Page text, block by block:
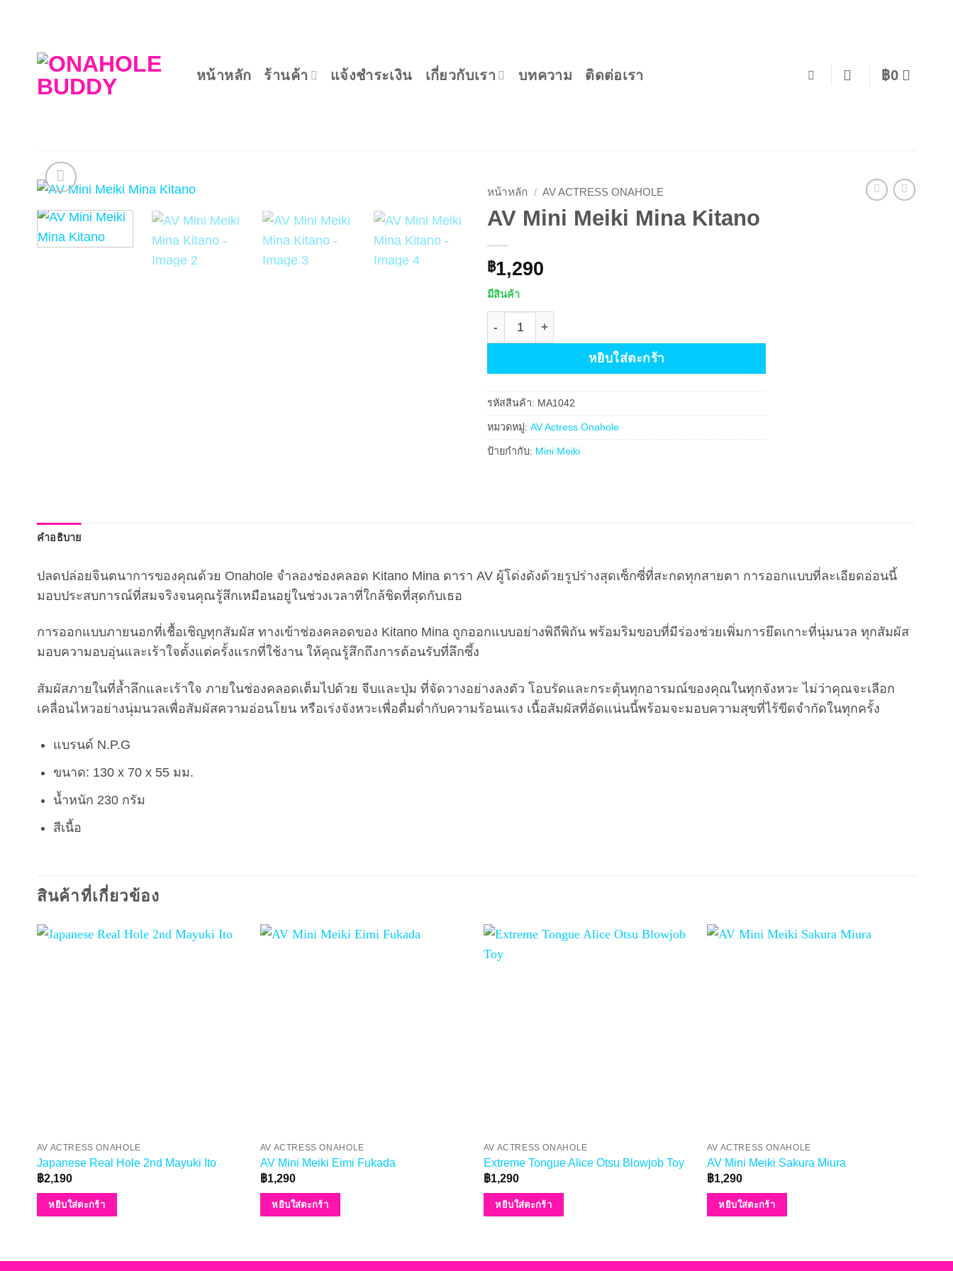
หน้าหลัก ร้านค้า แจ้งชำระเงิน เกี่ยวกับเรา บทความ ติดต่อเรา ฿0
หน้าหลัก / AV ACTRESS ONAHOLE
AV Mini Meiki Mina Kitano
฿1,290
มีสินค้า
หยิบใส่ตะกร้า
รหัสสินค้า: MA1042
หมวดหมู่: AV Actress Onahole
ป้ายกำกับ: Mini Meiki
คำอธิบาย
ปลดปล่อยจินตนาการของคุณด้วย Onahole จำลองช่องคลอด Kitano Mina ดารา AV ผู้โด่งดังด้วยรูปร่างสุดเซ็กซี่ที่สะกดทุกสายตา การออกแบบที่ละเอียดอ่อนนี้
มอบประสบการณ์ที่สมจริงจนคุณรู้สึกเหมือนอยู่ในช่วงเวลาที่ใกล้ชิดที่สุดกับเธอ
การออกแบบภายนอกที่เชื้อเชิญทุกสัมผัส ทางเข้าช่องคลอดของ Kitano Mina ถูกออกแบบอย่างพิถีพิถัน พร้อมริมขอบที่มีร่องช่วยเพิ่มการยึดเกาะที่นุ่มนวล ทุกสัมผัส
มอบความอบอุ่นและเร้าใจตั้งแต่ครั้งแรกที่ใช้งาน ให้คุณรู้สึกถึงการต้อนรับที่ลึกซึ้ง
สัมผัสภายในที่ล้ำลึกและเร้าใจ ภายในช่องคลอดเต็มไปด้วย จีบและปุ่ม ที่จัดวางอย่างลงตัว โอบรัดและกระตุ้นทุกอารมณ์ของคุณในทุกจังหวะ ไม่ว่าคุณจะเลือก
เคลื่อนไหวอย่างนุ่มนวลเพื่อสัมผัสความอ่อนโยน หรือเร่งจังหวะเพื่อดื่มด่ำกับความร้อนแรง เนื้อสัมผัสที่อัดแน่นนี้พร้อมจะมอบความสุขที่ไร้ขีดจำกัดในทุกครั้ง
แบรนด์ N.P.G
ขนาด: 130 x 70 x 55 มม.
น้ำหนัก 230 กรัม
สีเนื้อ
สินค้าที่เกี่ยวข้อง
AV ACTRESS ONAHOLE
Japanese Real Hole 2nd Mayuki Ito
฿2,190
หยิบใส่ตะกร้า
AV ACTRESS ONAHOLE
AV Mini Meiki Eimi Fukada
฿1,290
หยิบใส่ตะกร้า
AV ACTRESS ONAHOLE
Extreme Tongue Alice Otsu Blowjob Toy
฿1,290
หยิบใส่ตะกร้า
AV ACTRESS ONAHOLE
AV Mini Meiki Sakura Miura
฿1,290
หยิบใส่ตะกร้า